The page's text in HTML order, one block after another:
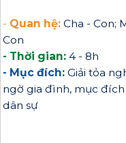
- Quan hệ: Cha - Con;
Con
- Thời gian: 4 - 8h
- Mục đích: Giải tỏa
ngờ gia đình, mục đích
dân sự